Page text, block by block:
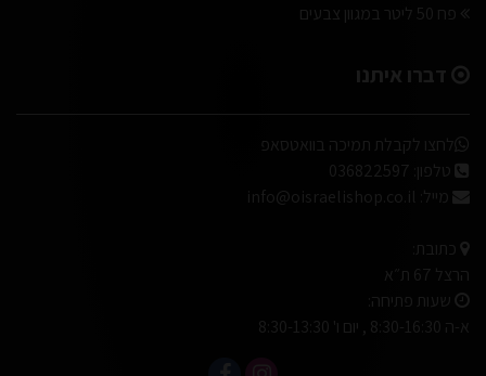
פח 50 ליטר במגוון צבעים
דברו איתנו
לחצו לקבלת תמיכה בוואטסאפ
טלפון: 036822597
מייל: info@oisraelishop.co.il
כתובת:
הרצל 67 ת״א
שעות פתיחה:
א-ה 8:30-16:30 , יום ו' 8:30-13:30